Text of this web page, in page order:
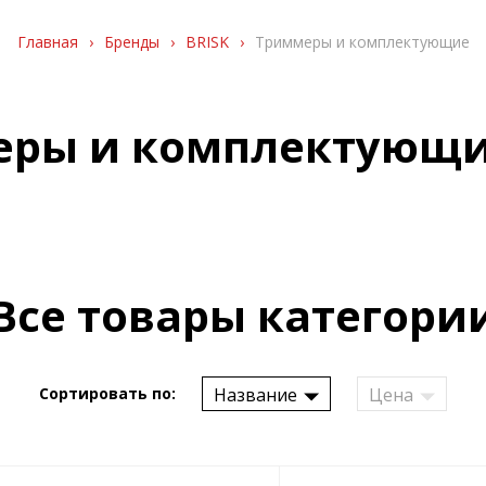
Главная › Бренды › BRISK › Триммеры и комплектующие
и
товары
Сортировать по: Название Цена